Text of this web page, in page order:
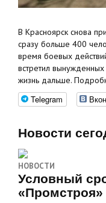
В Красноярск снова
сразу больше 400
время боевых
встретил
жизнь дальше.
Telegram
Новости
НОВОСТИ
Условный
«Промстроя»